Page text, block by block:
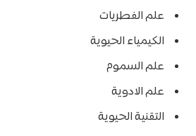
علم الفطريات
الكيمياء الحيوية
علم السموم
علم الادوية
التقنية الحيوية